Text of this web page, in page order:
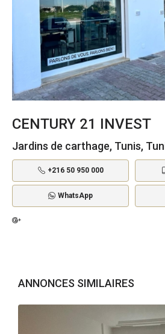
CENTURY 21 INVEST
Jardins de carthage, Tunis,
+216 50 950 000
WhatsApp
ANNONCES SIMILAIRES